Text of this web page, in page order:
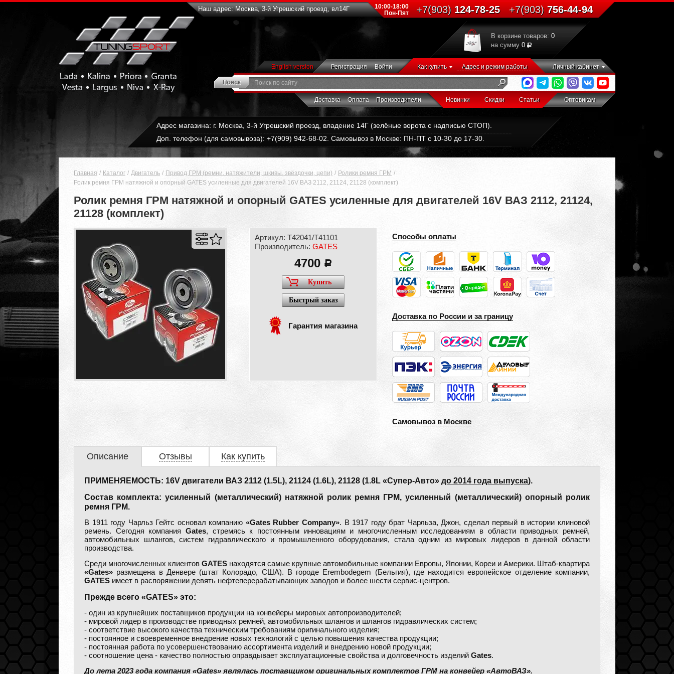
Наш адрес: Москва, 3-й Угрешский проезд, вл14Г
10:00-18:00
Пон-Пят
+7(903)124-78-25 +7(903)756-44-94
В корзине товаров: 0
на сумму 0
English version Регистрация Войти Как купить Адрес и режим работы Личный кабинет
Доставка Оплата Производители Новинки Скидки Статьи Оптовикам
Адрес магазина: г. Москва, 3-й Угрешский проезд, владение 14Г (зелёные ворота с надписью СТОП).
Доп. телефон (для самовывоза): +7(909) 942-68-02. Самовывоз в Москве: ПН-ПТ с 10-30 до 17-30.
Главная Каталог Двигатель Привод ГРМ (ремни, натяжители, шкивы, звёздочки, цепи)
Ролики ремня ГРМ
Ролик ремня ГРМ натяжной и опорный GATES усиленные для двигателей 16V ВАЗ 2112, 21124, 21128 (комплект)
Ролик ремня ГРМ натяжной и опорный GATES усиленные для двигателей 16V ВАЗ 2112, 21124,
21128 (комплект)
Артикул: T42041/T41101
Производитель: GATES
4700 a
Купить
Быстрый заказ
Гарантия магазина
Способы оплаты
Доставка по России и за границу
Самовывоз в Москве
Описание Отзывы Как купить
ПРИМЕНЯЕМОСТЬ: 16V двигатели ВАЗ 2112 (1.5L), 21124 (1.6L), 21128 (1.8L «Супер-Авто» до 2014 года выпуска).
Состав комплекта: усиленный (металлический) натяжной ролик ремня ГРМ, усиленный (металлический) опорный ролик
ремня ГРМ.
В 1911 году Чарльз Гейтс основал компанию «Gates Rubber Company». В 1917 году брат Чарльза, Джон, сделал первый в истории клиновой
ремень. Сегодня компания Gates, стремясь к постоянным инновациям и многочисленным исследованиям в области приводных ремней,
автомобильных шлангов, систем гидравлического и промышленного оборудования, стала одним из мировых лидеров в данной области
производства.
Среди многочисленных клиентов GATES находятся самые крупные автомобильные компании Европы, Японии, Кореи и Америки. Штаб-квартира
«Gates» размещена в Денвере (штат Колорадо, США). В городе Erembodegem (Бельгия), где находится европейское отделение компании,
GATES имеет в распоряжении девять нефтеперерабатывающих заводов и более шести сервис-центров.
Прежде всего «GATES» это:
- один из крупнейших поставщиков продукции на конвейеры мировых автопроизводителей;
- мировой лидер в производстве приводных ремней, автомобильных шлангов и шлангов гидравлических систем;
- соответствие высокого качества техническим требованиям оригинального изделия;
- постоянное и своевременное внедрение новых технологий с целью повышения качества продукции;
- постоянная работа по усовершенствованию ассортимента изделий и внедрению новой продукции;
- соотношение цена - качество полностью оправдывает эксплуатационные свойства и долговечность изделий Gates.
До лета 2023 года компания «Gates» являлась поставщиком оригинальных комплектов ГРМ на конвейер «АвтоВАЗ».